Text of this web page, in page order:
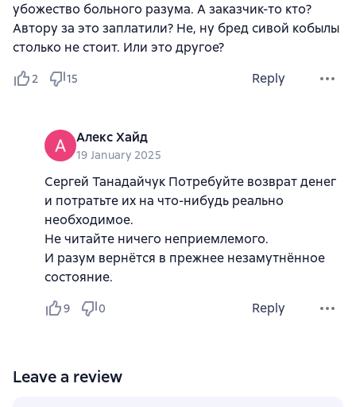
убожество больного разума. А заказчик-то кто?
Автору за это заплатили? Не, ну бред сивой кобылы
столько не стоит. Или это другое?
2 15 Reply
Алекс Хайд
19 January 2025
Сергей Танадайчук Потребуйте возврат денег
и потратьте их на что-нибудь реально
необходимое.
Не читайте ничего неприемлемого.
И разум вернётся в прежнее незамутнённое
состояние.
9 0 Reply
Leave a review